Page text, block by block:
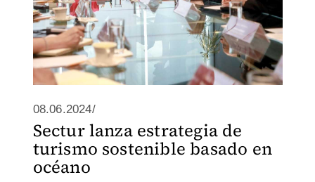
08.06.2024/
Sectur lanza estrategia de
turismo sostenible basado en
océano